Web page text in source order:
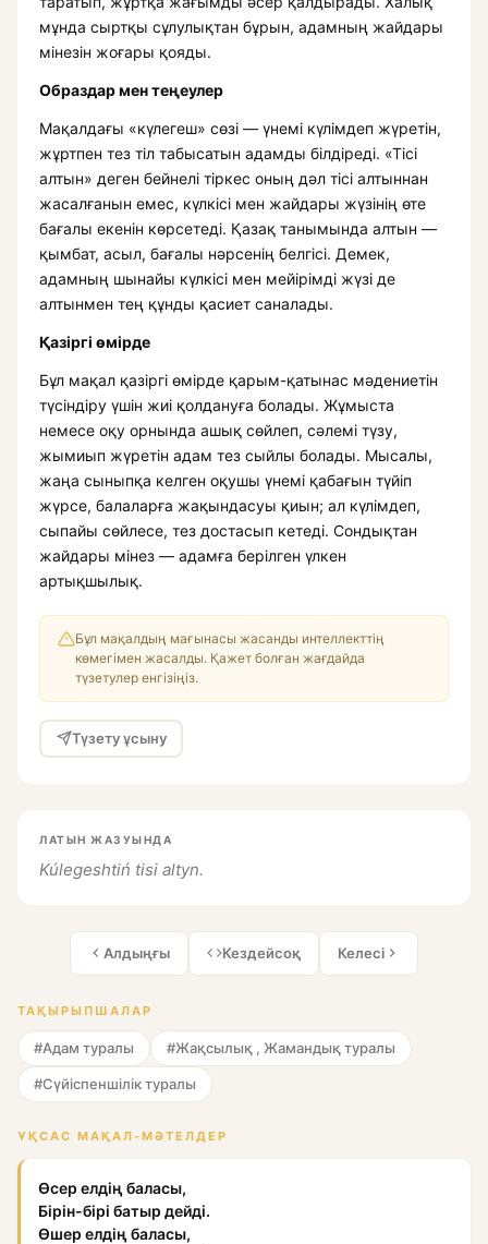
мұнда сыртқы сұлулықтан бұрын, адамның жайдары
мінезін жоғары қояды.
Образдар мен теңеулер
Мақалдағы «күлегеш» сөзі — үнемі күлімдеп жүретін,
жұртпен тез тіл табысатын адамды білдіреді. «Тісі
алтын» деген бейнелі тіркес оның дәл тісі алтыннан
жасалғанын емес, күлкісі мен жайдары жүзінің өте
бағалы екенін көрсетеді. Қазақ танымында алтын —
қымбат, асыл, бағалы нәрсенің белгісі. Демек,
адамның шынайы күлкісі мен мейірімді жүзі де
алтынмен тең құнды қасиет саналады.
Қазіргі өмірде
Бұл мақал қазіргі өмірде қарым-қатынас мәдениетін
түсіндіру үшін жиі қолдануға болады. Жұмыста
немесе оқу орнында ашық сөйлеп, сәлемі түзу,
жымиып жүретін адам тез сыйлы болады. Мысалы,
жаңа сыныпқа келген оқушы үнемі қабағын түйіп
жүрсе, балаларға жақындасуы қиын; ал күлімдеп,
сыпайы сөйлесе, тез достасып кетеді. Сондықтан
жайдары мінез — адамға берілген үлкен
артықшылық.
Бұл мақалдың мағынасы жасанды интеллекттің
көмегімен жасалды. Қажет болған жағдайда
түзетулер енгізіңіз.
Түзету ұсыну
ЛАТЫН ЖАЗУЫНДА
Kúlegeshtiń tisi altyn.
Алдыңғы Кездейсоқ Келесі
ТАҚЫРЫПШАЛАР
#Адам туралы #Жақсылық , Жамандық туралы
#Сүйіспеншілік туралы
ҰҚСАС МАҚАЛ-МӘТЕЛДЕР
Өсер елдің баласы,
Бірін-бірі батыр дейді.
Өшер елдің баласы,